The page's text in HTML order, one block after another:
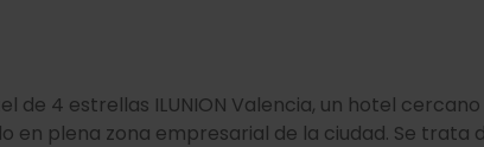
de 4 estrellas ILUNION Valencia, un hotel
en plena zona empresarial de la ciudad. Se trata